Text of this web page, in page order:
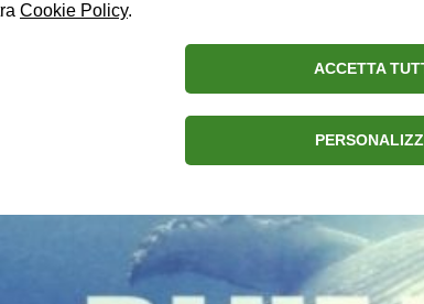
a Mola di Bari: 27enne si
Cookie Policy.
ACCETTA